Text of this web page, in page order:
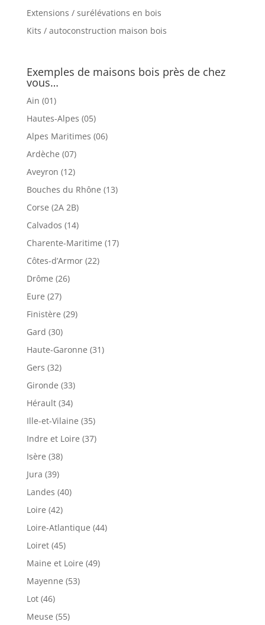
Extensions / surélévations en bois
Kits / autoconstruction maison bois
Exemples de maisons bois près de chez
vous…
Ain (01)
Hautes-Alpes (05)
Alpes Maritimes (06)
Ardèche (07)
Aveyron (12)
Bouches du Rhône (13)
Corse (2A 2B)
Calvados (14)
Charente-Maritime (17)
Côtes-d’Armor (22)
Drôme (26)
Eure (27)
Finistère (29)
Gard (30)
Haute-Garonne (31)
Gers (32)
Gironde (33)
Hérault (34)
Ille-et-Vilaine (35)
Indre et Loire (37)
Isère (38)
Jura (39)
Landes (40)
Loire (42)
Loire-Atlantique (44)
Loiret (45)
Maine et Loire (49)
Mayenne (53)
Lot (46)
Meuse (55)